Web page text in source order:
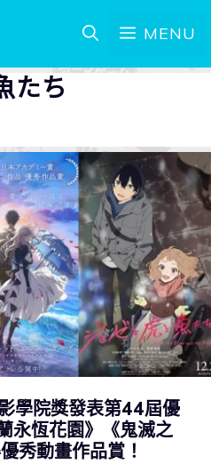
MENU
たち
學院獎發表第44屆優
恆花園》《鬼滅之
秀動畫作品賞！